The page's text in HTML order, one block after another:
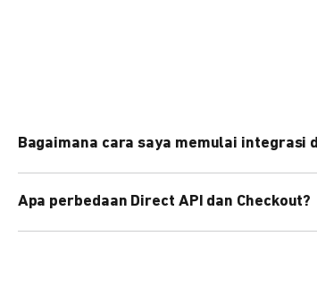
Bagaimana cara saya memulai integrasi
Pelajari selengkapnyadi sini.
Apa perbedaan Direct API dan Checkout?